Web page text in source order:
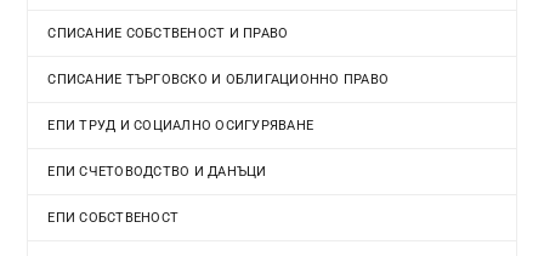
СПИСАНИЕ СОБСТВЕНОСТ И ПРАВО
СПИСАНИЕ ТЪРГОВСКО И ОБЛИГАЦИОННО ПРАВО
ЕПИ ТРУД И СОЦИАЛНО ОСИГУРЯВАНЕ
ЕПИ СЧЕТОВОДСТВО И ДАНЪЦИ
ЕПИ СОБСТВЕНОСТ